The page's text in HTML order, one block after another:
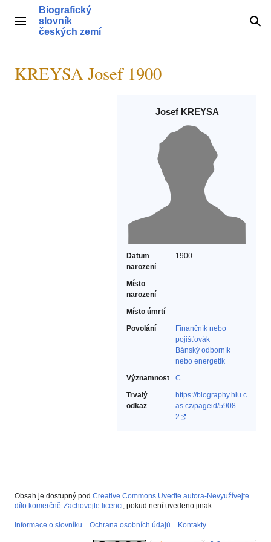
obsahHlavní menu
Biografický
slovník
českých zemí
KREYSA Josef 1900
Josef KREYSA
Datum
narození
1900
Místo
narození
Místo úmrtí
Povolání
Finančník nebo
pojišťovák‎
Bánský odborník
nebo energetik‎
Významnost
C
Trvalý
odkaz
https://biography.hiu.c
as.cz/pageid/5908
2
Obsah je dostupný pod Creative Commons Uveďte autora-Nevyužívejte
dílo komerčně-Zachovejte licenci, pokud není uvedeno jinak.
Informace o slovníku Ochrana osobních údajů Kontakty